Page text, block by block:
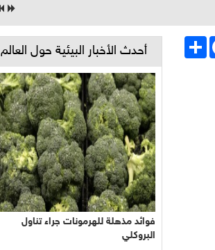
انشر
أحدث الأخبار البيئية حول العالم
فوائد مذهلة للهرمونات جراء تناول
البروكلي